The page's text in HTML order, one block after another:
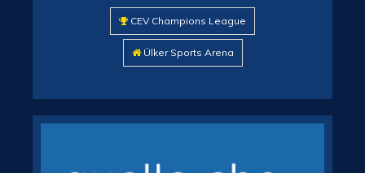
CEV Champions League
Ülker Sports Arena